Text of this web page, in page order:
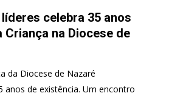
celebra 35 anos
Criança na Diocese de
da Diocese de Nazaré
anos de existência. Um encontro